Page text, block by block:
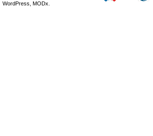
WordPress, MODx.